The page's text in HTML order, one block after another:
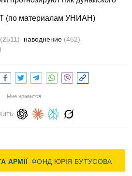
(по материалам УНИАН)
(2511) наводнение (462)
Мне нравится